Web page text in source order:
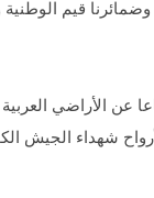
قيم
عن الأراضي
شهداء الجيش